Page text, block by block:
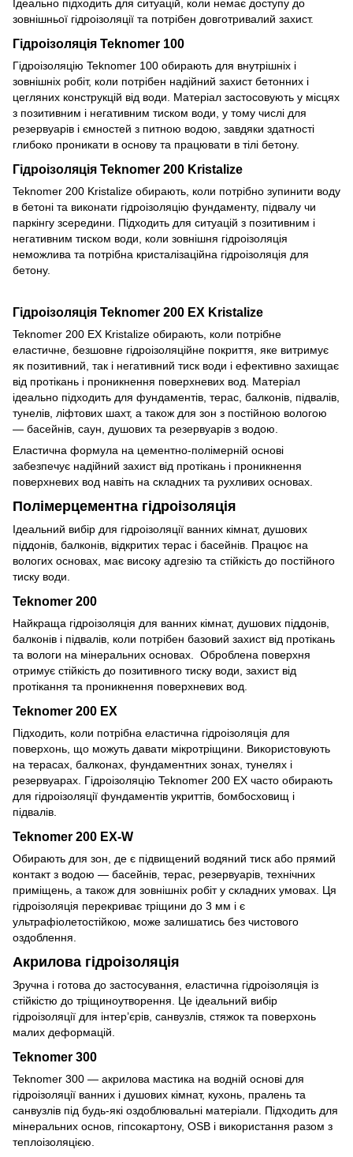
Ідеально підходить для ситуацій, коли немає доступу до
зовнішньої гідроізоляції та потрібен довготривалий захист.
Гідроізоляція Teknomer 100
Гідроізоляцію Teknomer 100 обирають для внутрішніх і
зовнішніх робіт, коли потрібен надійний захист бетонних і
цегляних конструкцій від води. Матеріал застосовують у місцях
з позитивним і негативним тиском води, у тому числі для
резервуарів і ємностей з питною водою, завдяки здатності
глибоко проникати в основу та працювати в тілі бетону.
Гідроізоляція Teknomer 200 Kristalize
Teknomer 200 Kristalize обирають, коли потрібно зупинити воду
в бетоні та виконати гідроізоляцію фундаменту, підвалу чи
паркінгу зсередини. Підходить для ситуацій з позитивним і
негативним тиском води, коли зовнішня гідроізоляція
неможлива та потрібна кристалізаційна гідроізоляція для
бетону.
Гідроізоляція Teknomer 200 EX Kristalize
Teknomer 200 EX Kristalize обирають, коли потрібне
еластичне, безшовне гідроізоляційне покриття, яке витримує
як позитивний, так і негативний тиск води і ефективно захищає
від протікань і проникнення поверхневих вод. Матеріал
ідеально підходить для фундаментів, терас, балконів, підвалів,
тунелів, ліфтових шахт, а також для зон з постійною вологою
— басейнів, саун, душових та резервуарів з водою.
Еластична формула на цементно-полімерній основі
забезпечує надійний захист від протікань і проникнення
поверхневих вод навіть на складних та рухливих основах.
Полімерцементна гідроізоляція
Ідеальний вибір для гідроізоляції ванних кімнат, душових
піддонів, балконів, відкритих терас і басейнів. Працює на
вологих основах, має високу адгезію та стійкість до постійного
тиску води.
Teknomer 200
Найкраща гідроізоляція для ванних кімнат, душових піддонів,
балконів і підвалів, коли потрібен базовий захист від протікань
та вологи на мінеральних основах. Оброблена поверхня
отримує стійкість до позитивного тиску води, захист від
протікання та проникнення поверхневих вод.
Teknomer 200 EX
Підходить, коли потрібна еластична гідроізоляція для
поверхонь, що можуть давати мікротріщини. Використовують
на терасах, балконах, фундаментних зонах, тунелях і
резервуарах. Гідроізоляцію Teknomer 200 EX часто обирають
для гідроізоляції фундаментів укриттів, бомбосховищ і
підвалів.
Teknomer 200 EX-W
Обирають для зон, де є підвищений водяний тиск або прямий
контакт з водою — басейнів, терас, резервуарів, технічних
приміщень, а також для зовнішніх робіт у складних умовах. Ця
гідроізоляція перекриває тріщини до 3 мм і є
ультрафіолетостійкою, може залишатись без чистового
оздоблення.
Акрилова гідроізоляція
Зручна і готова до застосування, еластична гідроізоляція із
стійкістю до тріщиноутворення. Це ідеальний вибір
гідроізоляції для інтер’єрів, санвузлів, стяжок та поверхонь
малих деформацій.
Teknomer 300
Teknomer 300 — акрилова мастика на водній основі для
гідроізоляції ванних і душових кімнат, кухонь, пралень та
санвузлів під будь-які оздоблювальні матеріали. Підходить для
мінеральних основ, гіпсокартону, OSB і використання разом з
теплоізоляцією.